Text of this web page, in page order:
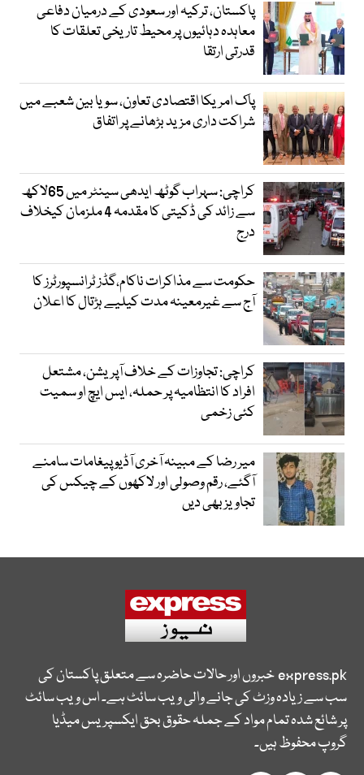
پاکستان، ترکیہ اور سعودی کے درمیان دفاعی
معاہدہ دہائیوں پر محیط تاریخی تعلقات کا
قدرتی ارتقا
پاک امریکا اقتصادی تعاون، سویا بین شعبے میں
شراکت داری مزید بڑھانے پر اتفاق
کراچی: سہراب گوٹھ ایدھی سینٹر میں 65لاکھ
سے زائد کی ڈکیتی کا مقدمہ 4 ملزمان کیخلاف
درج
حکومت سے مذاکرات ناکام،گڈز ٹرانسپورٹرز کا
آج سے غیرمعینہ مدت کیلیے ہڑتال کا اعلان
کراچی: تجاوزات کے خلاف آپریشن، مشتعل
افراد کا انتظامیہ پر حملہ، ایس ایچ او سمیت
کئی زخمی
میر رضا کے مبینہ آخری آڈیو پیغامات سامنے
آگئے، رقم وصولی اور لاکھوں کے چیکس کی
تجاویز بھی دیں
express.pkخبروں اور حالات حاضرہ سے متعلق پاکستان کی
سب سے زیادہ وزٹ کی جانے والی ویب سائٹ ہے۔ اس ویب سائٹ
پر شائع شدہ تمام مواد کے جملہ حقوق بحق ایکسپریس میڈیا
گروپ محفوظ ہیں۔